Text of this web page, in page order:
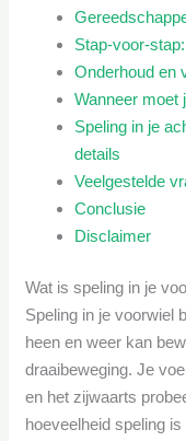
Stap-voor-
Onderhoud en
Wanneer moet
Speling in je
details
Veelgestelde
Conclusie
Disclaimer
Wat is speling in je
Speling in je voorwiel
heen en weer kan
draaibeweging. Je
en het zijwaarts
hoeveelheid speling